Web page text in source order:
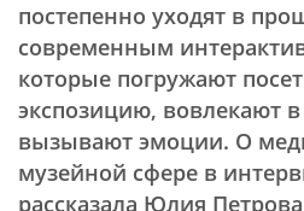
постепенно уходят в
современным
которые погружают
экспозицию, вовлекают
вызывают эмоции. О
музейной сфере в
рассказала Юлия